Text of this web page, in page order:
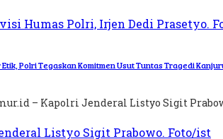
Polri Tegaskan Komitmen Usut Tuntas Tragedi
– Kapolri Jenderal Listyo Sigit